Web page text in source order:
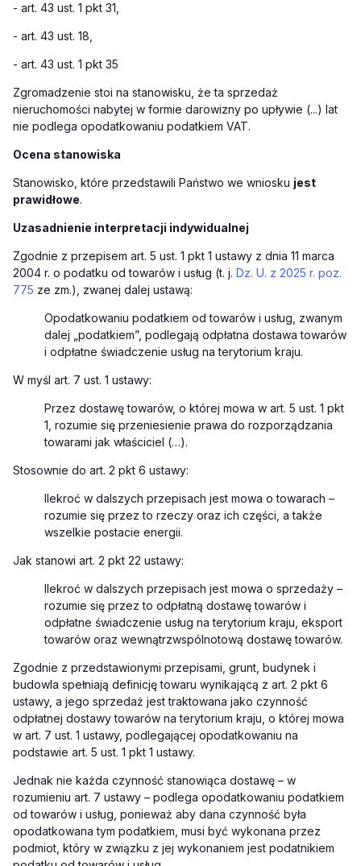
- art. 43 ust. 1 pkt 31,
- art. 43 ust. 18,
- art. 43 ust. 1 pkt 35
Zgromadzenie stoi na stanowisku, że ta sprzedaż
nieruchomości nabytej w formie darowizny po upływie (...) lat
nie podlega opodatkowaniu podatkiem VAT.
Ocena stanowiska
Stanowisko, które przedstawili Państwo we wniosku jest
prawidłowe.
Uzasadnienie interpretacji indywidualnej
Zgodnie z przepisem art. 5 ust. 1 pkt 1 ustawy z dnia 11 marca
2004 r. o podatku od towarów i usług (t. j. Dz. U. z 2025 r. poz.
775 ze zm.), zwanej dalej ustawą:
Opodatkowaniu podatkiem od towarów i usług, zwanym
dalej „podatkiem”, podlegają odpłatna dostawa towarów
i odpłatne świadczenie usług na terytorium kraju.
W myśl art. 7 ust. 1 ustawy:
Przez dostawę towarów, o której mowa w art. 5 ust. 1 pkt
1, rozumie się przeniesienie prawa do rozporządzania
towarami jak właściciel (…).
Stosownie do art. 2 pkt 6 ustawy:
Ilekroć w dalszych przepisach jest mowa o towarach –
rozumie się przez to rzeczy oraz ich części, a także
wszelkie postacie energii.
Jak stanowi art. 2 pkt 22 ustawy:
Ilekroć w dalszych przepisach jest mowa o sprzedaży –
rozumie się przez to odpłatną dostawę towarów i
odpłatne świadczenie usług na terytorium kraju, eksport
towarów oraz wewnątrzwspólnotową dostawę towarów.
Zgodnie z przedstawionymi przepisami, grunt, budynek i
budowla spełniają definicję towaru wynikającą z art. 2 pkt 6
ustawy, a jego sprzedaż jest traktowana jako czynność
odpłatnej dostawy towarów na terytorium kraju, o której mowa
w art. 7 ust. 1 ustawy, podlegającej opodatkowaniu na
podstawie art. 5 ust. 1 pkt 1 ustawy.
Jednak nie każda czynność stanowiąca dostawę – w
rozumieniu art. 7 ustawy – podlega opodatkowaniu podatkiem
od towarów i usług, ponieważ aby dana czynność była
opodatkowana tym podatkiem, musi być wykonana przez
podmiot, który w związku z jej wykonaniem jest podatnikiem